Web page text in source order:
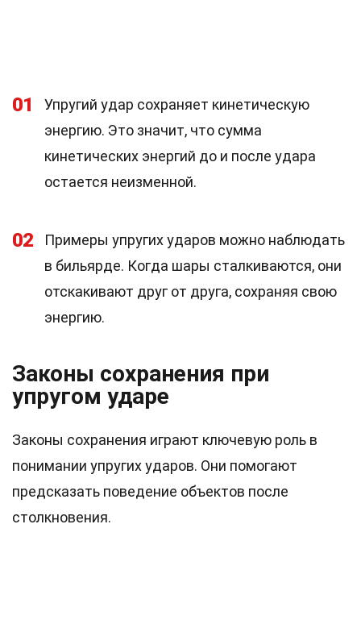
01
Упругий удар сохраняет кинетическую
энергию. Это значит, что сумма
кинетических энергий до и после удара
остается неизменной.
02
Примеры упругих ударов можно наблюдать
в бильярде. Когда шары сталкиваются, они
отскакивают друг от друга, сохраняя свою
энергию.
Законы сохранения при
упругом ударе
Законы сохранения играют ключевую роль в
понимании упругих ударов. Они помогают
предсказать поведение объектов после
столкновения.